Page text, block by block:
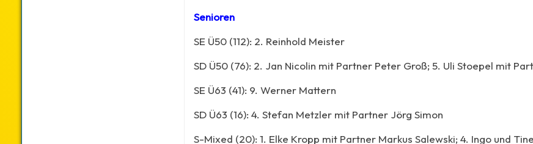
Senioren
SE Ü50 (112): 2. Reinhold Meister
SD Ü50 (76): 2. Jan Nicolin mit Partner Peter Groß; 5. Uli Stoepel mit
SE Ü63 (41): 9. Werner Mattern
SD Ü63 (16): 4. Stefan Metzler mit Partner Jörg Simon
S-Mixed (20): 1. Elke Kropp mit Partner Markus Salewski; 4. Ingo und